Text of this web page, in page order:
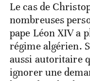
Le cas de
nombreuses
pape Léon XIV a
régime algérien.
aussi autoritaire
ignorer une